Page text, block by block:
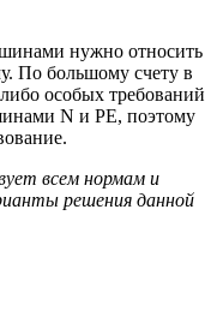
нужно относить
По большому счету в
особых требований
N и PE, поэтому
всем нормам и
решения данной